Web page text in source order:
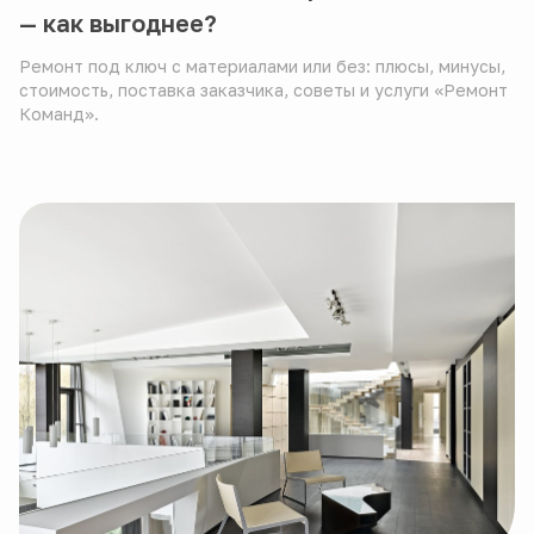
— как выгоднее?
Ремонт под ключ с материалами или без: плюсы, минусы,
стоимость, поставка заказчика, советы и услуги «Ремонт
Команд».